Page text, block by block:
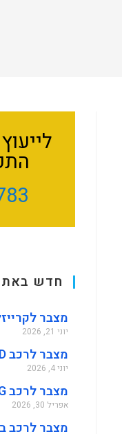
חדש
מצבר
יוני 21, 2026
מצבר לרכב BYD
יוני 4, 2026
מצבר לרכב MG
אפריל 30, 2026
מצבר לרכב